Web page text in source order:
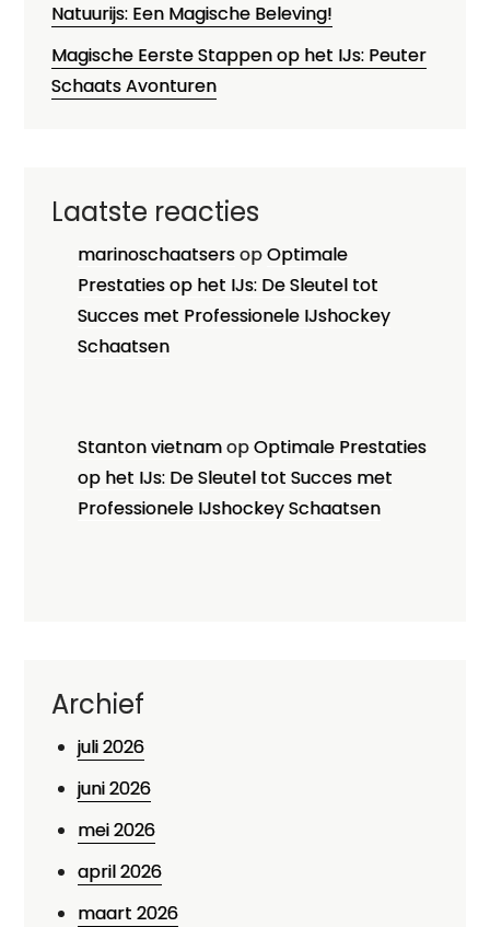
Natuurijs: Een Magische Beleving!
Magische Eerste Stappen op het IJs: Peuter
Schaats Avonturen
Laatste reacties
marinoschaatsersopOptimale
Prestaties op het IJs: De Sleutel tot
Succes met Professionele IJshockey
Schaatsen
Stanton vietnamopOptimale Prestaties
op het IJs: De Sleutel tot Succes met
Professionele IJshockey Schaatsen
Archief
juli 2026
juni 2026
mei 2026
april 2026
maart 2026